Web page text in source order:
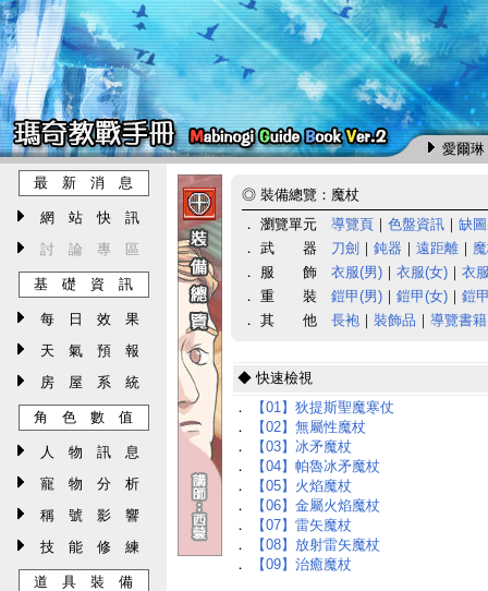
愛爾
最 新 消 息
網 站 快 訊
討 論 專 區
基 礎 資 訊
每 日 效 果
天 氣 預 報
房 屋 系 統
角 色 數 值
人 物 訊 息
寵 物 分 析
稱 號 影 響
技 能 修 練
道 具 裝 備
◎ 裝備總覽：魔杖
． 瀏覽單元 導覽頁 ｜ 色盤資訊 ｜ 缺
． 武 器 刀劍 ｜ 鈍器 ｜ 遠距離 ｜
． 服 飾 衣服(男) ｜ 衣服(女) ｜ 衣
． 重 裝 鎧甲(男) ｜ 鎧甲(女) ｜ 鎧
． 其 他 長袍 ｜ 裝飾品 ｜ 導覽書籍
◆ 快速檢視
．
【01】狄提斯聖魔寒仗
．
【02】無屬性魔杖
．
【03】冰矛魔杖
．
【04】帕魯冰矛魔杖
．
【05】火焰魔杖
．
【06】金屬火焰魔杖
．
【07】雷矢魔杖
．
【08】放射雷矢魔杖
．
【09】治癒魔杖